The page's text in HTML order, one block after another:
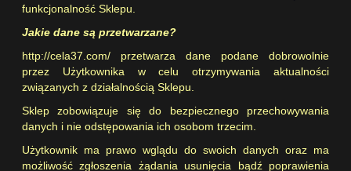
funkcjonalność Sklepu.
Jakie dane są przetwarzane?
http://cela37.com/ przetwarza dane podane dobrowolnie
przez Użytkownika w celu otrzymywania aktualności
związanych z działalnością Sklepu.
Sklep zobowiązuje się do bezpiecznego przechowywania
danych i nie odstępowania ich osobom trzecim.
Użytkownik ma prawo wglądu do swoich danych oraz ma
możliwość zgłoszenia żądania usunięcia bądź poprawienia